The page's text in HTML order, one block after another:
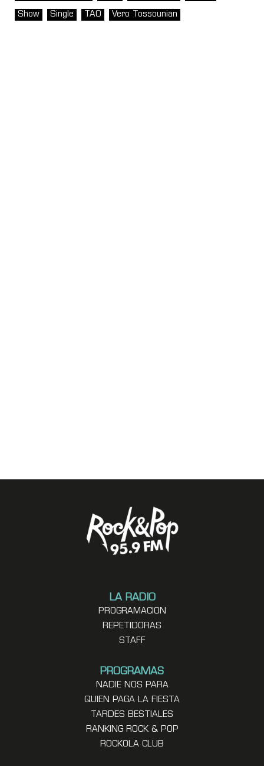
Show Single TAO Vero Tossounian
LA RADIO
PROGRAMACION
REPETIDORAS
STAFF
PROGRAMAS
NADIE NOS PARA
QUIEN PAGA LA FIESTA
TARDES BESTIALES
RANKING ROCK & POP
ROCKOLA CLUB